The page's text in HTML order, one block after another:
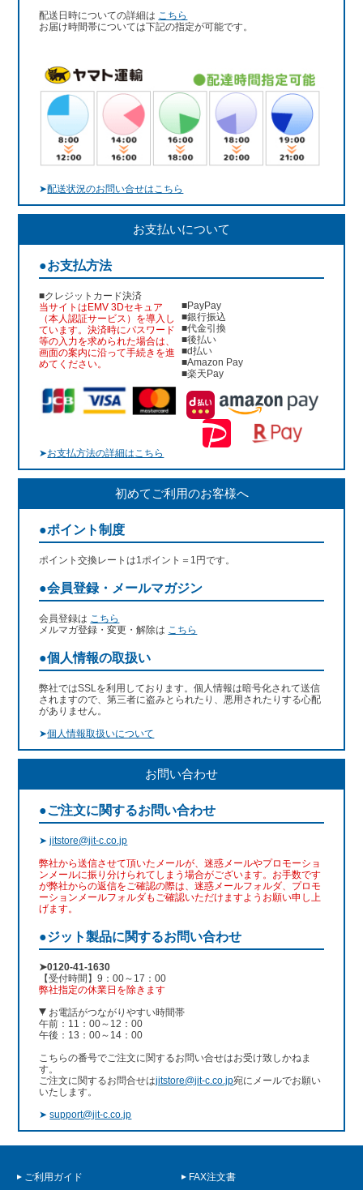
配送日時についての詳細は こちら
お届け時間帯については下記の指定が可能です。
➤配送状況のお問い合せはこちら
お支払いについて
●お支払方法
■クレジットカード決済
当サイトはEMV 3Dセキュア
（本人認証サービス）を導入し
ています。決済時にパスワード
等の入力を求められた場合は、
画面の案内に沿って手続きを進
めてください。
■PayPay
■銀行振込
■代金引換
■後払い
■d払い
■Amazon Pay
■楽天Pay
➤お支払方法の詳細はこちら
初めてご利用のお客様へ
●ポイント制度
ポイント交換レートは1ポイント＝1円です。
●会員登録・メールマガジン
会員登録は こちら
メルマガ登録・変更・解除は こちら
●個人情報の取扱い
弊社ではSSLを利用しております。個人情報は暗号化されて送信
されますので、第三者に盗みとられたり、悪用されたりする心配
がありません。
➤個人情報取扱いについて
お問い合わせ
●ご注文に関するお問い合わせ
➤jitstore@jit-c.co.jp
弊社から送信させて頂いたメールが、迷惑メールやプロモーショ
ンメールに振り分けられてしまう場合がございます。お手数です
が弊社からの返信をご確認の際は、迷惑メールフォルダ、プロモ
ーションメールフォルダもご確認いただけますようお願い申し上
げます。
●ジット製品に関するお問い合わせ
➤0120-41-1630
【受付時間】9：00～17：00
弊社指定の休業日を除きます
お電話がつながりやすい時間帯
午前：11：00～12：00
午後：13：00～14：00
こちらの番号でご注文に関するお問い合せはお受け致しかねま
す。
ご注文に関するお問合せはjitstore@jit-c.co.jp宛にメールでお願い
いたします。
➤support@jit-c.co.jp
ご利用ガイド FAX注文書